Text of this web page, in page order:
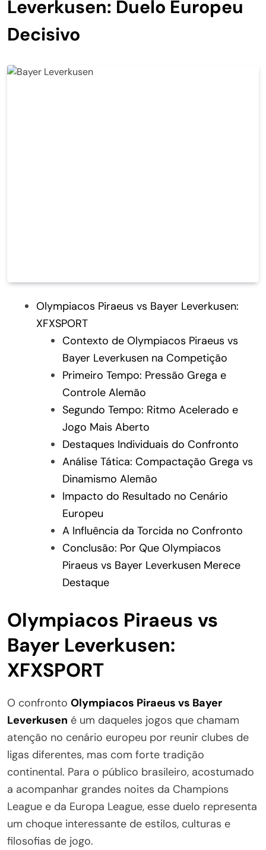
Leverkusen: Duelo Europeu
Decisivo
Olympiacos Piraeus vs Bayer Leverkusen:
XFXSPORT
Contexto de Olympiacos Piraeus vs
Bayer Leverkusen na Competição
Primeiro Tempo: Pressão Grega e
Controle Alemão
Segundo Tempo: Ritmo Acelerado e
Jogo Mais Aberto
Destaques Individuais do Confronto
Análise Tática: Compactação Grega vs
Dinamismo Alemão
Impacto do Resultado no Cenário
Europeu
A Influência da Torcida no Confronto
Conclusão: Por Que Olympiacos
Piraeus vs Bayer Leverkusen Merece
Destaque
Olympiacos Piraeus vs
Bayer Leverkusen:
XFXSPORT
O confronto Olympiacos Piraeus vs Bayer
Leverkusen é um daqueles jogos que chamam
atenção no cenário europeu por reunir clubes de
ligas diferentes, mas com forte tradição
continental. Para o público brasileiro, acostumado
a acompanhar grandes noites da Champions
League e da Europa League, esse duelo representa
um choque interessante de estilos, culturas e
filosofias de jogo.